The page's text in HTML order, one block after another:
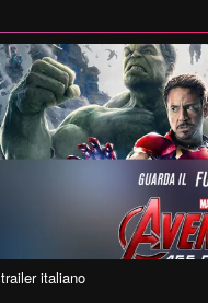
trailer italiano